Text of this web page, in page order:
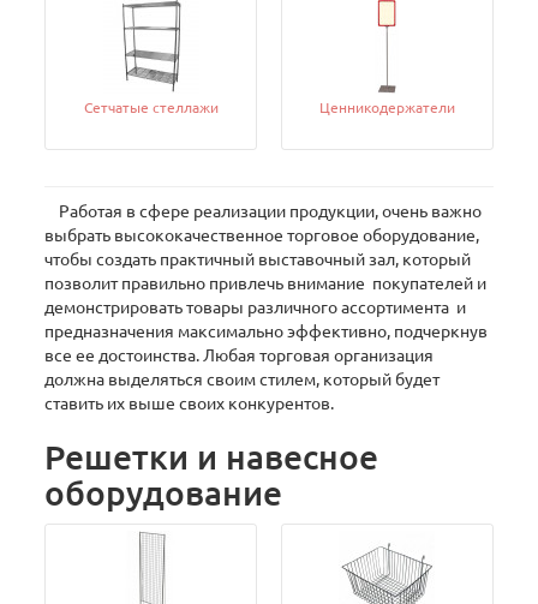
Сетчатые стеллажи Ценникодержатели
Работая в сфере реализации продукции, очень важно
выбрать высококачественное торговое оборудование,
чтобы создать практичный выставочный зал, который
позволит правильно привлечь внимание покупателей и
демонстрировать товары различного ассортимента и
предназначения максимально эффективно, подчеркнув
все ее достоинства. Любая торговая организация
должна выделяться своим стилем, который будет
ставить их выше своих конкурентов.
Решетки и навесное
оборудование